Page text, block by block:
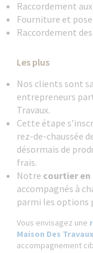
Raccordement
Fourniture et
Raccordement
Les plus
Nos clients sont
entrepreneurs
Travaux.
Cette étape
rez-de-chaussée
désormais de
frais.
Notre courtier
accompagnés à
parmi les options
Vous envisagez une
Maison Des
accompagnement